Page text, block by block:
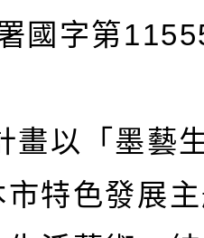
國字第
以「墨藝
特色發展